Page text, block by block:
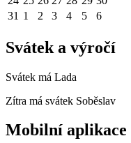
31 1 2 3 4 5 6
Svátek a výročí
Svátek má Lada
Zítra má svátek Soběslav
Mobilní aplikace